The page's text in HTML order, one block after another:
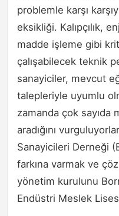
problemle karşı
eksikliği. Kalıpçılık,
madde işleme gibi
çalışabilecek teknik
sanayiciler, mevcut
talepleriyle uyumlu
zamanda çok sayıda
aradığını
Sanayicileri Derneği
farkına varmak ve
yönetim kurulunu
Endüstri Meslek